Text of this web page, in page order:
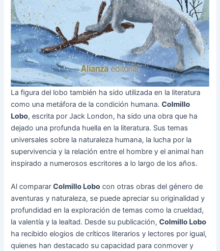
La figura del lobo también ha sido utilizada en la literatura
como una metáfora de la condición humana.Colmillo
Lobo, escrita por Jack London, ha sido una obra que ha
dejado una profunda huella en la literatura. Sus temas
universales sobre la naturaleza humana, la lucha por la
supervivencia y la relación entre el hombre y el animal han
inspirado a numerosos escritores a lo largo de los años.
Al compararColmillo Lobo con otras obras del género de
aventuras y naturaleza, se puede apreciar su originalidad y
profundidad en la exploración de temas como la crueldad,
la valentía y la lealtad. Desde su publicación,Colmillo Lobo
ha recibido elogios de críticos literarios y lectores por igual,
quienes han destacado su capacidad para conmover y